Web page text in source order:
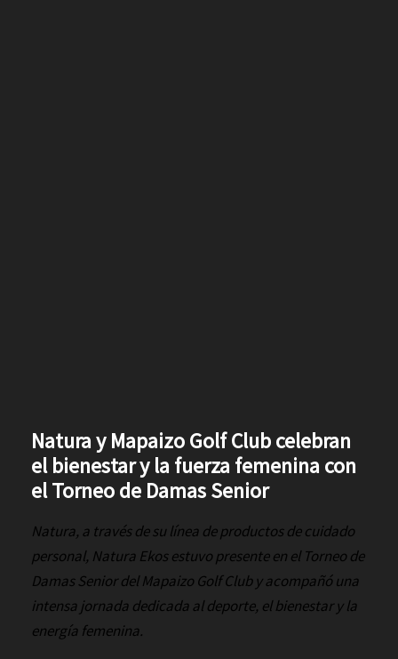
Natura y Mapaizo Golf Club celebran
el bienestar y la fuerza femenina con
el Torneo de Damas Senior
Natura, a través de su línea de productos de cuidado
personal, Natura Ekos estuvo presente en el Torneo de
Damas Senior del Mapaizo Golf Club y acompañó una
intensa jornada dedicada al deporte, el bienestar y la
energía femenina.